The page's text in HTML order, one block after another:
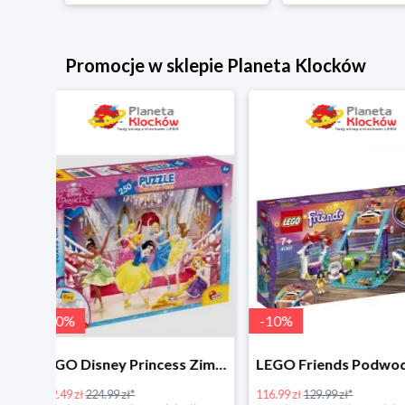
Promocje w sklepie Planeta Klocków
10%
116.99 zł129.99 zł* 287.99 zł319.99 zł*